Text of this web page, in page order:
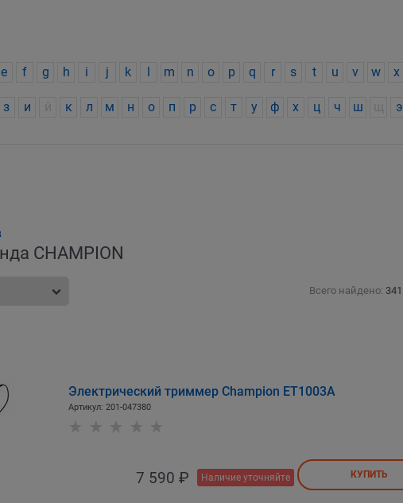
e f g h i j k m n o p q r s t u v w x
з и к л м н о п р с т у ф х ц ч ш э
CHAMPION
Всего найдено: 341
Электрический триммер Champion ET1003A
Артикул: 201-047380
7 590 ₽ Наличие уточняйте КУПИТЬ